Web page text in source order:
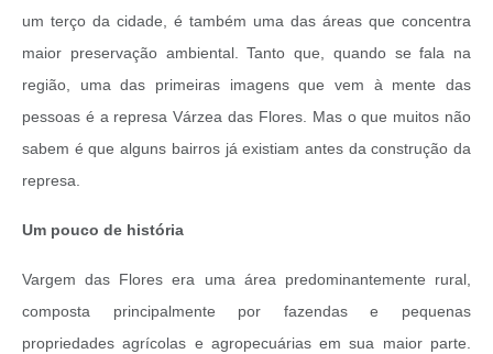
um terço da cidade, é também uma das áreas que concentra
maior preservação ambiental. Tanto que, quando se fala na
região, uma das primeiras imagens que vem à mente das
pessoas é a represa Várzea das Flores. Mas o que muitos não
sabem é que alguns bairros já existiam antes da construção da
represa.
Um pouco de história
Vargem das Flores era uma área predominantemente rural,
composta principalmente por fazendas e pequenas
propriedades agrícolas e agropecuárias em sua maior parte.